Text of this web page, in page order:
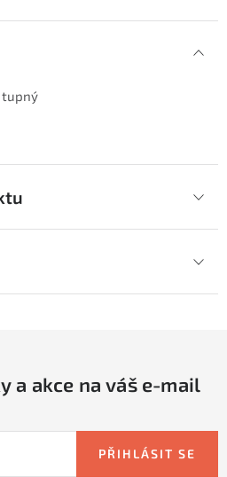
a akce na váš e-mail
PŘIHLÁSIT SE